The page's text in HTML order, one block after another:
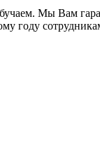
Мы Вам
году